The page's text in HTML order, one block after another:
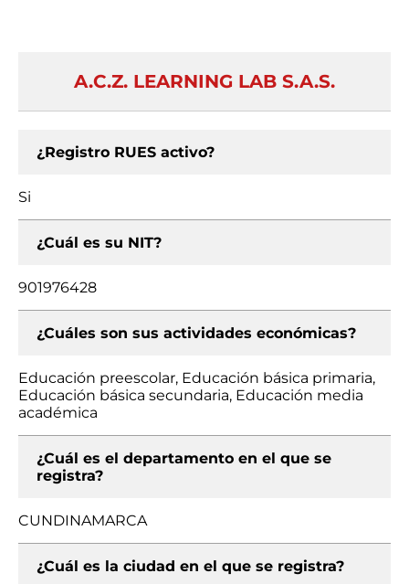
A.C.Z. LEARNING LAB S.A.S.
¿Registro RUES activo?
Si
¿Cuál es su NIT?
901976428
¿Cuáles son sus actividades económicas?
Educación preescolar, Educación básica primaria,
Educación básica secundaria, Educación media
académica
¿Cuál es el departamento en el que se
registra?
CUNDINAMARCA
¿Cuál es la ciudad en el que se registra?